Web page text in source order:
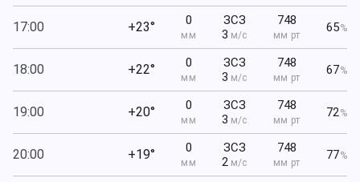
17:00 +23° 0
мм
ЗСЗ
3 м/с
748
мм рт
65%
18:00 +22° 0
мм
ЗСЗ
3 м/с
748
мм рт
67%
19:00 +20° 0
мм
ЗСЗ
3 м/с
748
мм рт
72%
20:00 +19° 0
мм
ЗСЗ
2 м/с
748
мм рт
77%